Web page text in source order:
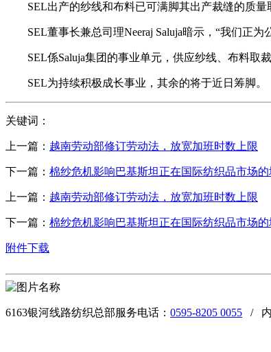
SEL出产的纱线和布料已可满脚其出产裁缝的质量取
SEL董事长兼总司理Neeraj Saluja暗示，“我们正为
SEL係Saluja集团的事业单元，供应纱线、布料取裁
SEL为持续积极成长事业，其余的将于近日筹脚。
关键词：
上一篇： 越南劳动部修订劳动法，放宽加班时数上限
下一篇： 棉纱危机影响巴基斯坦正在国际纺织品市场的
上一篇： 越南劳动部修订劳动法，放宽加班时数上限
下一篇： 棉纱危机影响巴基斯坦正在国际纺织品市场的
附件下载
6163银河线路纺织总部服务电话： 0595-8205 0055 / 内